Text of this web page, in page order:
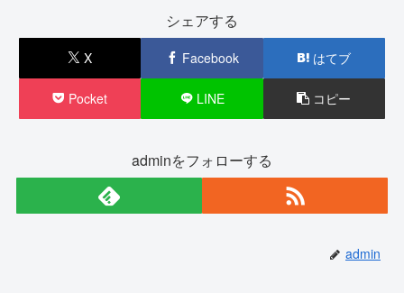
シェアする
X Facebook はてブ
Pocket LINE コピー
adminをフォローする
admin